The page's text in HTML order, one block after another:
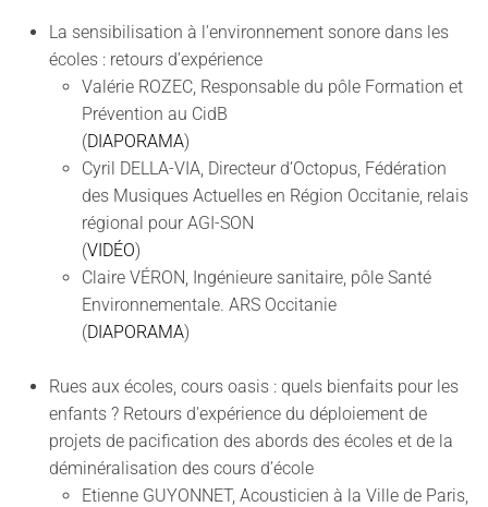
La sensibilisation à l’environnement sonore dans les
écoles : retours d’expérience
Valérie ROZEC, Responsable du pôle Formation et
Prévention au CidB
(DIAPORAMA)
Cyril DELLA-VIA, Directeur d’Octopus, Fédération
des Musiques Actuelles en Région Occitanie, relais
régional pour AGI-SON
(VIDÉO)
Claire VÉRON, Ingénieure sanitaire, pôle Santé
Environnementale. ARS Occitanie
(DIAPORAMA)
Rues aux écoles, cours oasis : quels bienfaits pour les
enfants ? Retours d'expérience du déploiement de
projets de pacification des abords des écoles et de la
déminéralisation des cours d’école
Etienne GUYONNET, Acousticien à la Ville de Paris,